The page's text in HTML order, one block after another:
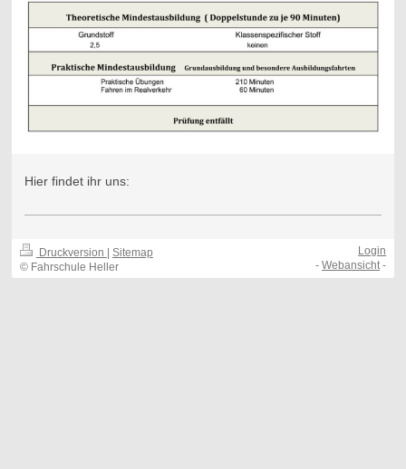
Hier findet ihr uns:
Druckversion | Sitemap
© Fahrschule Heller
Login
-Webansicht -